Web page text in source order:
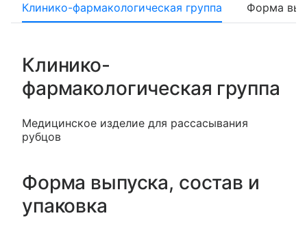
Клинико-фармакологическая группа Форма
Клинико-
фармакологическая группа
Медицинское изделие для рассасывания
рубцов
Форма выпуска, состав и
упаковка